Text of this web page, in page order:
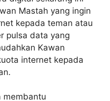
Mastah yang ingin
kepada teman atau
pulsa data yang
Kawan
internet kepada
membantu